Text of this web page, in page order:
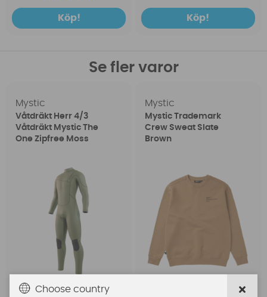
Köp! Köp!
Se fler varor
Mystic
Våtdräkt Herr 4/3
Våtdräkt Mystic The
One Zipfree Moss
Mystic
Mystic Trademark
Crew Sweat Slate
Brown
Choose country